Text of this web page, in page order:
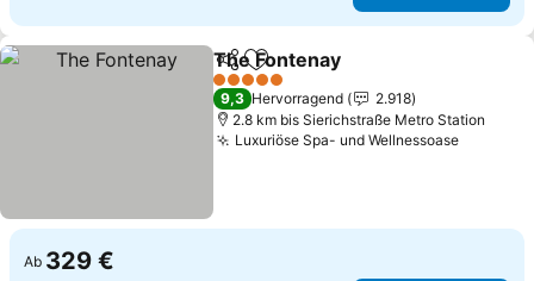
TeilenZu Favoriten hinzufügen
The Fontenay
5 Sterne
9,3 Hervorragend
2.918
2.8 km bis Sierichstraße Metro Station
Luxuriöse Spa- und Wellnessoase
Ab 329 €